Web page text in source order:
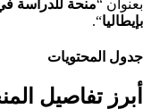
بعنوان “منحة للدراسة
بإيطاليا“.
جدول المحتويات
أبرز تفاصيل